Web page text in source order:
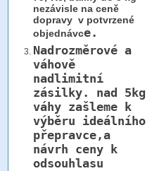
nezávisle na ceně
dopravy v potvrzené
objednávce.
Nadrozměrové a
váhově
nadlimitní
zásilky. nad 5kg
váhy zašleme k
výběru ideálního
přepravce,a
návrh ceny k
odsouhlasu